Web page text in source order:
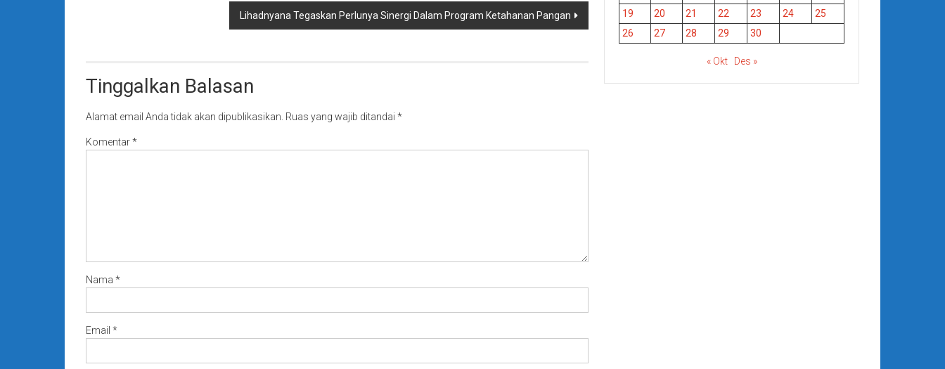
Lihadnyana Tegaskan Perlunya Sinergi Dalam Program Ketahanan Pangan
Tinggalkan Balasan
Alamat email Anda tidak akan dipublikasikan. Ruas yang wajib ditandai *
Komentar*
Nama *
Email *
19
20 21 22 23 24
25
26
27 28 29 30
« Okt Des »